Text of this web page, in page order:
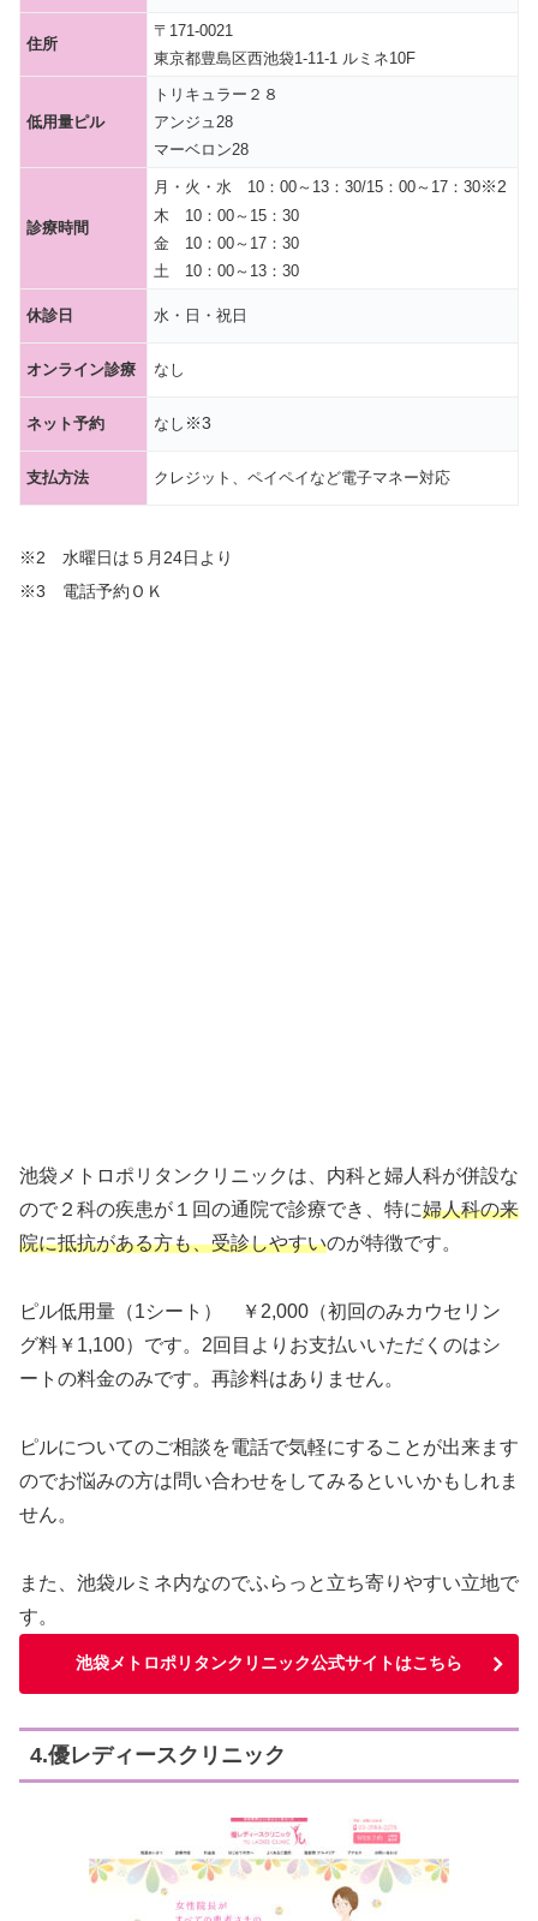
住所
〒171-0021
東京都豊島区西池袋1-11-1 ルミネ10F
低用量ピル
トリキュラー２８
アンジュ28
マーベロン28
診療時間
月・火・水 10：00～13：30/15：00～17：30※2
木 10：00～15：30
金 10：00～17：30
土 10：00～13：30
休診日 水・日・祝日
オンライン診療 なし
ネット予約 なし ※3
支払方法 クレジット、ペイペイなど電子マネー対応
※2 水曜日は５月24日より
※3 電話予約ＯＫ
池袋メトロポリタンクリニックは、内科と婦人科が併設な
ので２科の疾患が１回の通院で診療でき、特に婦人科の来
院に抵抗がある方も、受診しやすいのが特徴です。
ピル低用量（1シート） ￥2,000（初回のみカウセリン
グ料￥1,100）です。2回目よりお支払いいただくのはシ
ートの料金のみです。再診料はありません。
ピルについてのご相談を電話で気軽にすることが出来ます
のでお悩みの方は問い合わせをしてみるといいかもしれま
せん。
また、池袋ルミネ内なのでふらっと立ち寄りやすい立地で
す。
池袋メトロポリタンクリニック公式サイトはこちら
4.優レディースクリニック